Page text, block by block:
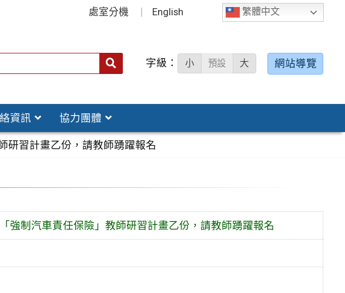
繁體中文
處室分機 English
字級： 小 預設 大 網站導覽
資訊 協力團體
研習計畫乙份，請教師踴躍報名
強制汽車責任保險」教師研習計畫乙份，請教師踴躍報名